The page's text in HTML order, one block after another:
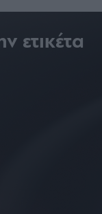
ετικέτα